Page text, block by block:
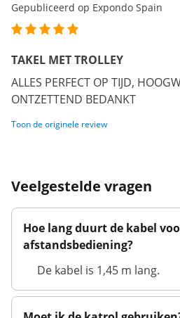
Gepubliceerd op Expondo Spain
TAKEL MET TROLLEY
ALLES PERFECT OP TIJD,
ONTZETTEND BEDANKT
Toon de originele review
Veelgestelde vragen
Hoe lang duurt de kabel
afstandsbediening?
De kabel is 1,45 m lang.